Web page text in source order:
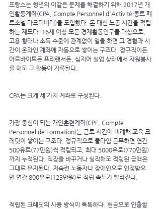
프랑스는 청년의 이같은 문제를 해결하기 위해 2017년 개
인활동계좌(CPA, Compte Personnel d'Activité·콩트 페
르소넬 다크티비테)를 도입했다. 돈 대신 노동 시간을 적립
하는 제도다. 16세 이상 모든 경제활동인구를 대상으로,
고용 형태나 소득 수준에 관계없이 일을 하면 그 경험과 시
간이 온라인 계좌에 자동으로 쌓이는 구조다. 정규직이든
아르바이트든 프리랜서든, 심지어 실업 상태에서 자원봉사
를 해도 그 활동이 기록된다.
CPA는 크게 세 가지 계좌로 구성된다.
가장 중심이 되는 개인훈련계좌(CPF, Compte
Personnel de Formation)는 근로 시간에 비례해 교육 크
레딧이 쌓이는 구조다. 정규직으로 풀타임 근무하면 연간
500유로(77만원)씩 적립되고, 최대 5000유로(770만원)
까지 누적된다. 직장을 바꾸거나 실직해도 적립된 금액은
그대로 유지된다. 저숙련 노동자나 장애인으로 인정받으
면 연간 800유로(123만원)로 적립 속도가 빨라진다.
적립된 크레딧의 사용 방식이 독특하다. 현금으로 인출할